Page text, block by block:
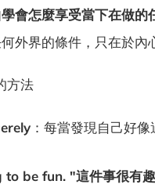
學會怎麼享受當下在做的
外界的條件，只在於內
方法
：每當發現自己好
be fun. "這件事很有